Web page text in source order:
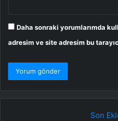
Daha sonraki yorumlarımda
adresim ve site adresim bu
Son